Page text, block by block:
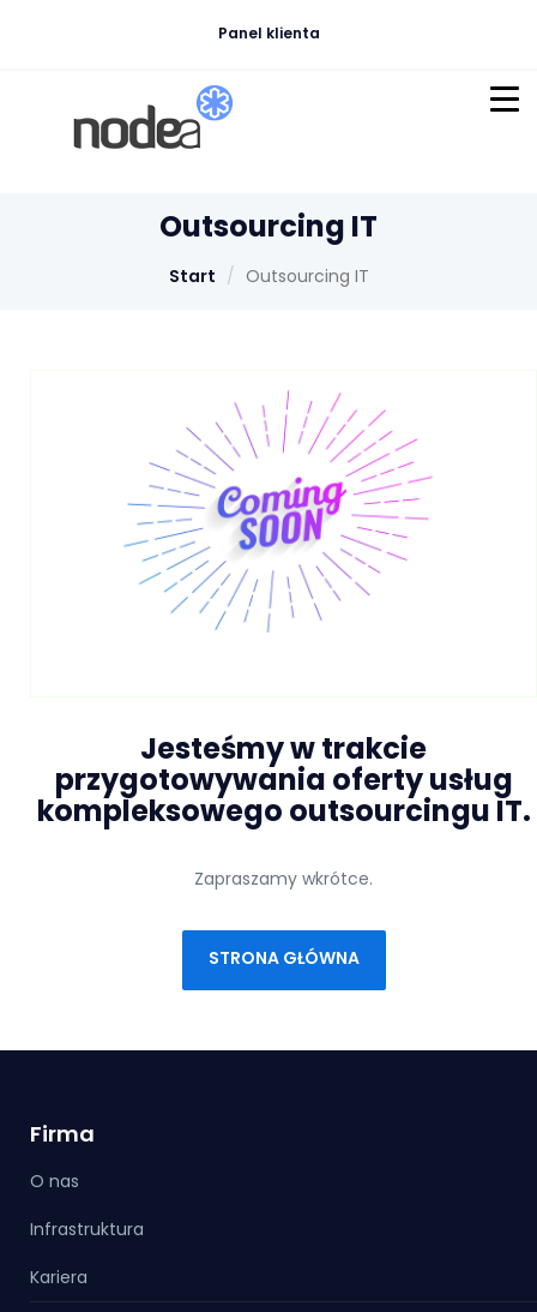
Panel klienta
VM.SSD
VM.NVME
VM.HDD
Hosting cPanel
Administracja Linux
Narzędzia - Generator CSR
Narzędzia - Generator MySQL
Rejestracja domeny
Certyfikaty SSL
Outsourcing IT
Start Outsourcing IT
Jesteśmy w trakcie
przygotowywania oferty usług
kompleksowego outsourcingu IT.
Zapraszamy wkrótce.
STRONA GŁÓWNA
Firma
O nas
Infrastruktura
Kariera